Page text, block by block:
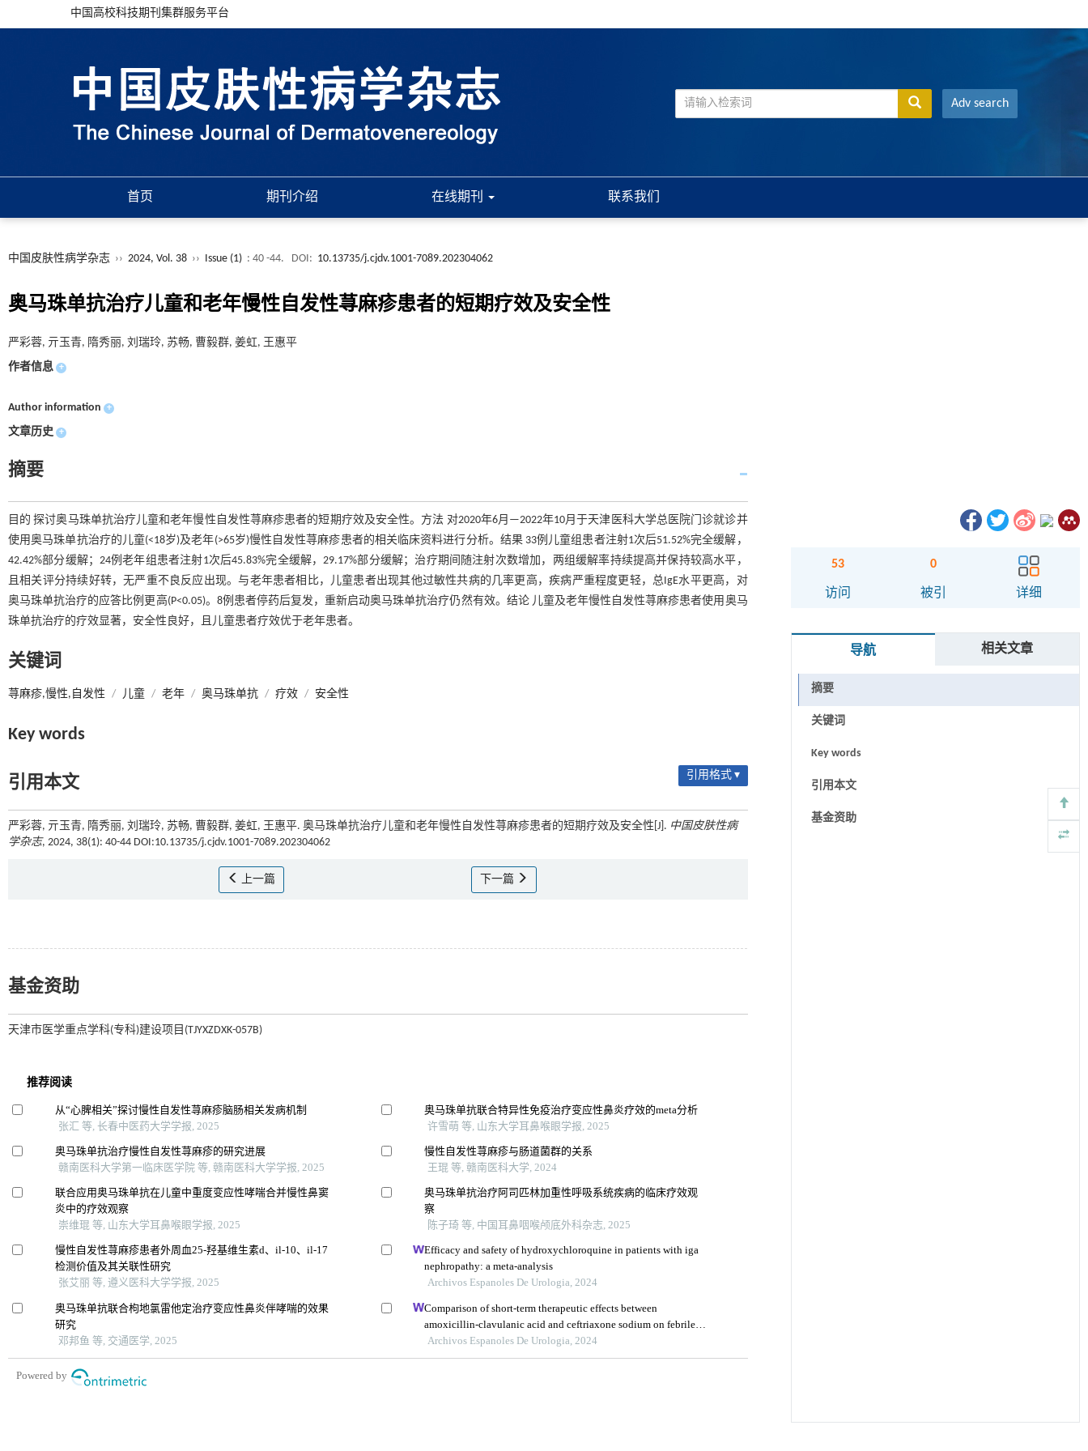
中国高校科技期刊集群服务平台
Adv search
首页 期刊介绍 在线期刊 联系我们
中国皮肤性病学杂志 ›› 2024, Vol. 38 ›› Issue (1) : 40 -44. DOI: 10.13735/j.cjdv.1001-7089.202304062
奥马珠单抗治疗儿童和老年慢性自发性荨麻疹患者的短期疗效及安全性
严彩蓉, 亓玉青, 隋秀丽, 刘瑞玲, 苏畅, 曹毅群, 姜虹, 王惠平
作者信息 +
Author information +
文章历史 +
摘要
目的 探讨奥马珠单抗治疗儿童和老年慢性自发性荨麻疹患者的短期疗效及安全性。方法 对2020年6月—2022年10月于天津医科大学总医院门诊就诊并
使用奥马珠单抗治疗的儿童(<18岁)及老年(>65岁)慢性自发性荨麻疹患者的相关临床资料进行分析。结果 33例儿童组患者注射1次后51.52%完全缓解，
42.42%部分缓解；24例老年组患者注射1次后45.83%完全缓解，29.17%部分缓解；治疗期间随注射次数增加，两组缓解率持续提高并保持较高水平，
且相关评分持续好转，无严重不良反应出现。与老年患者相比，儿童患者出现其他过敏性共病的几率更高，疾病严重程度更轻，总IgE水平更高，对
奥马珠单抗治疗的应答比例更高(P<0.05)。8例患者停药后复发，重新启动奥马珠单抗治疗仍然有效。结论 儿童及老年慢性自发性荨麻疹患者使用奥马
珠单抗治疗的疗效显著，安全性良好，且儿童患者疗效优于老年患者。
关键词
荨麻疹,慢性,自发性 / 儿童 / 老年 / 奥马珠单抗 / 疗效 / 安全性
Key words
引用本文 引用格式 ▾
严彩蓉, 亓玉青, 隋秀丽, 刘瑞玲, 苏畅, 曹毅群, 姜虹, 王惠平. 奥马珠单抗治疗儿童和老年慢性自发性荨麻疹患者的短期疗效及安全性[J]. 中国皮肤性病
学杂志, 2024, 38(1): 40-44 DOI:10.13735/j.cjdv.1001-7089.202304062
上一篇 下一篇
基金资助
天津市医学重点学科(专科)建设项目(TJYXZDXK-057B)
53
访问
0
被引 详细
导航 相关文章
摘要
关键词
Key words
引用本文
基金资助